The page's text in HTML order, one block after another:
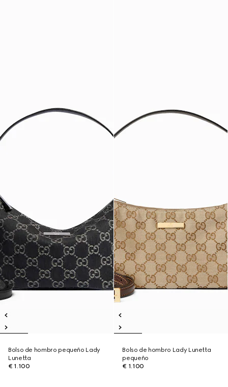
Bolso de hombro pequeño Lady
Lunetta
€ 1.100
Bolso de hombro Lady Lunetta
pequeño
€ 1.100